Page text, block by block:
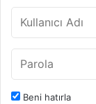
Beni hatırla